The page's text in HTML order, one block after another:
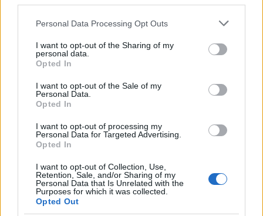
Please note that this website/app uses one or more Google
not limited to your visit or usage behaviour. You may click to
grant or deny consent to Google and its third-party tags to
use your data for below specified purposes in below Google
consent section.
Personal Data Processing Opt Outs
I want to opt-out of the Sharing of my
personal data.
Opted In
I want to opt-out of the Sale of my
Personal Data.
Opted In
I want to opt-out of processing my
Personal Data for Targeted Advertising.
Opted In
I want to opt-out of Collection, Use,
Retention, Sale, and/or Sharing of my
Personal Data that Is Unrelated with the
Purposes for which it was collected.
Opted Out
τον σύζυγό της Γιώργο Μπούσαλη στη
Πιο σχολιασμένα
Έφυγαν οι συνεργάτες, μένει η Μαρία
Καρυστιανού - Η επόμενη μέρα για την
Canadair 515: Οι πρώτες εικόνες από την
κατασκευή του αεροσκάφους που θα
φωτιάς
Μεταφορές χρημάτων: Πότε μπορεί να
θεωρηθούν δωρεές και να επιβληθεί
φόρος – Τι ισχυεί για τις γονικές παροχές